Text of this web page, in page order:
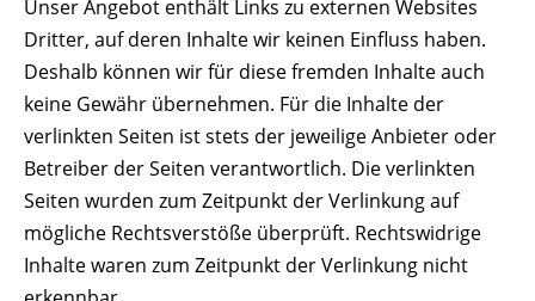
Unser Angebot enthält Links zu externen Websites
Dritter, auf deren Inhalte wir keinen Einfluss haben.
Deshalb können wir für diese fremden Inhalte auch
keine Gewähr übernehmen. Für die Inhalte der
verlinkten Seiten ist stets der jeweilige Anbieter oder
Betreiber der Seiten verantwortlich. Die verlinkten
Seiten wurden zum Zeitpunkt der Verlinkung auf
mögliche Rechtsverstöße überprüft. Rechtswidrige
Inhalte waren zum Zeitpunkt der Verlinkung nicht